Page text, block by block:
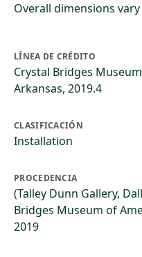
Overall dimensions
LÍNEA DE CRÉDITO
Crystal Bridges
Arkansas, 2019.4
CLASIFICACIÓN
Installation
PROCEDENCIA
(Talley Dunn Gallery,
Bridges Museum of
2019